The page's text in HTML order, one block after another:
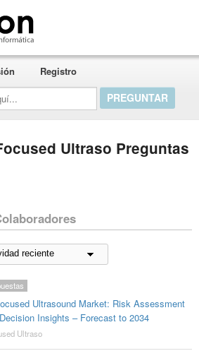
Registro
Ultraso Preguntas
Ultrasound Market: Risk Assessment
Insights – Forecast to 2034
Ultraso